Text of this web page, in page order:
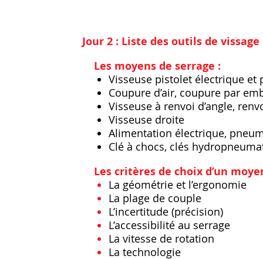
Jour 2 : Liste des outils de
Les moyens de serrage :
Visseuse pistolet électrique et
Coupure d’air, coupure par
Visseuse à renvoi d’angle,
Visseuse droite
Alimentation électrique,
Clé à chocs, clés
Les critères de choix d’un
La géométrie et l’ergonomie
La plage de couple
L’incertitude (précision)
L’accessibilité au serrage
La vitesse de rotation
La technologie